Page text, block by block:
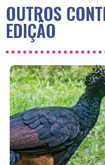
OUTROS
EDIÇÃO